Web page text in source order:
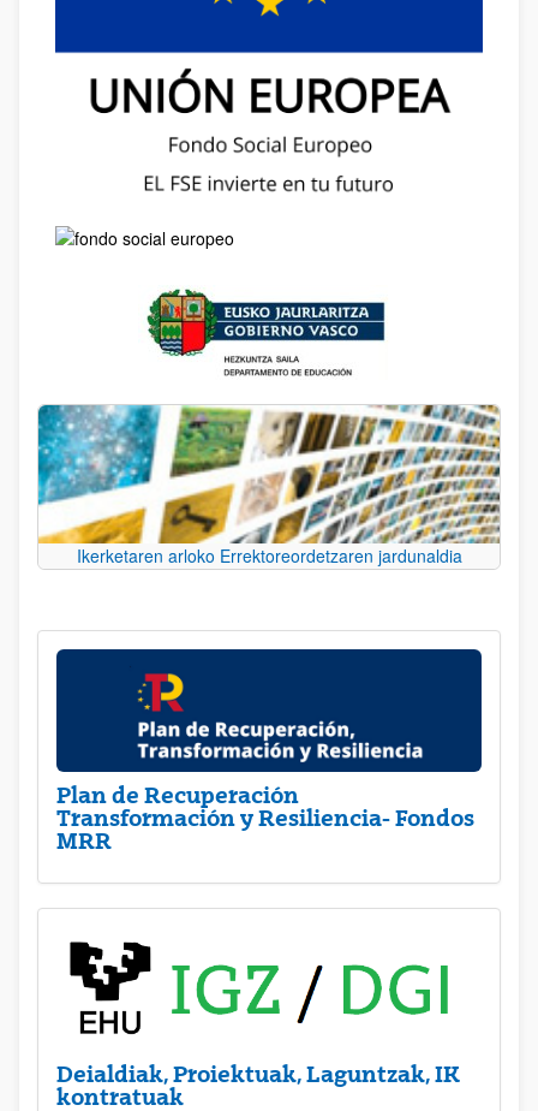
Ikerketaren arloko Errektoreordetzaren jardunaldia
Plan de Recuperación
Transformación y Resiliencia- Fondos
MRR
Deialdiak, Proiektuak, Laguntzak, IK
kontratuak